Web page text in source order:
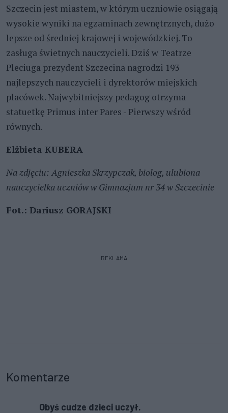
Szczecin jest miastem, w którym uczniowie osiągają
wysokie wyniki na egzaminach zewnętrznych, dużo
lepsze od średniej krajowej i wojewódzkiej. To
zasługa świetnych nauczycieli. Dziś w Teatrze
Pleciuga prezydent Szczecina nagrodzi 193
najlepszych nauczycieli i dyrektorów miejskich
placówek. Najwybitniejszy pedagog otrzyma
statuetkę Primus inter Pares - Pierwszy wśród
równych.
Elżbieta KUBERA
Na zdjęciu: Agnieszka Skrzypczak, biolog, ulubiona
nauczycielka uczniów w Gimnazjum nr 34 w Szczecinie
Fot.: Dariusz GORAJSKI
REKLAMA
Komentarze
Obyś cudze dzieci uczył.